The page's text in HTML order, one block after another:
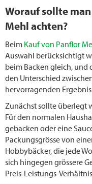
Worauf sollte
Mehl achten?
Beim Kauf von Panflor
Auswahl berücksichtigt
beim Backen gleich, und
den Unterschied
hervorragenden
Zunächst sollte überlegt
Für den normalen
gebacken oder eine
Packungsgrösse von
Hobbybäcker, die jede
sich hingegen grössere
Preis-Leistungs-